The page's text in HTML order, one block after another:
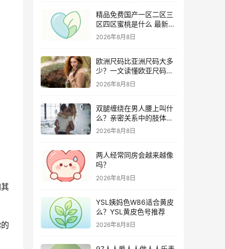
精品免费国产一区二区三
区四区蜜桃是什么 最新追
剧攻略及资源甄别技巧
2026年8月8日
欧洲尺码比亚洲尺码大多
少？一文读懂欧亚尺码差
异与购物攻略
2026年8月8日
双腿缠绕在男人腰上叫什
么？亲密关系中的肢体语
言深度解析
2026年8月8日
两人经常同房会越来越像
吗？
2026年8月8日
YSL姨妈色W86适合黄皮
么？YSL黄皮色号推荐
2026年8月8日